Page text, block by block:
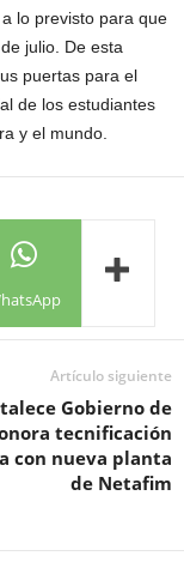
lo previsto para que
julio. De esta
puertas para el
de los estudiantes
y el mundo.
Artículo siguiente
Gobierno de
tecnificación
con nueva planta
de Netafim